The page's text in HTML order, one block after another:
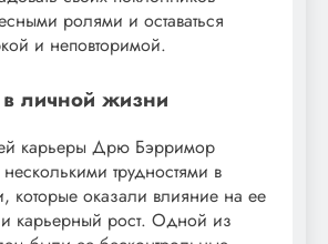
ролями и оставаться
и неповторимой.
личной жизни
карьеры Дрю Бэрримор
трудностями в
которые оказали влияние на ее
и карьерный рост. Одной из